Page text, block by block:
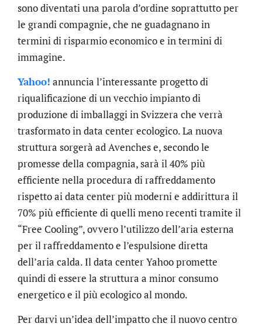
sono diventati una parola d’ordine soprattutto per
le grandi compagnie, che ne guadagnano in
termini di risparmio economico e in termini di
immagine.
Yahoo! annuncia l’interessante progetto di
riqualificazione di un vecchio impianto di
produzione di imballaggi in Svizzera che verrà
trasformato in data center ecologico. La nuova
struttura sorgerà ad Avenches e, secondo le
promesse della compagnia, sarà il 40% più
efficiente nella procedura di raffreddamento
rispetto ai data center più moderni e addirittura il
70% più efficiente di quelli meno recenti tramite il
“Free Cooling”, ovvero l’utilizzo dell’aria esterna
per il raffreddamento e l’espulsione diretta
dell’aria calda. Il data center Yahoo promette
quindi di essere la struttura a minor consumo
energetico e il più ecologico al mondo.
Per darvi un’idea dell’impatto che il nuovo centro